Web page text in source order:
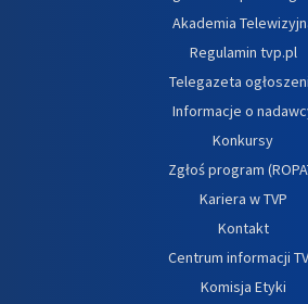
Akademia
Regulamin tvp.pl
Telegazeta
Informacje o
Konkursy
Zgłoś program
Kariera w TVP
Kontakt
Centrum informacji
Komisja Etyki